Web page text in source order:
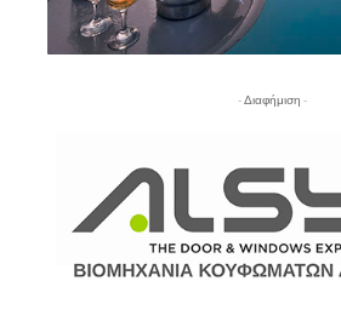
- Διαφήμιση -